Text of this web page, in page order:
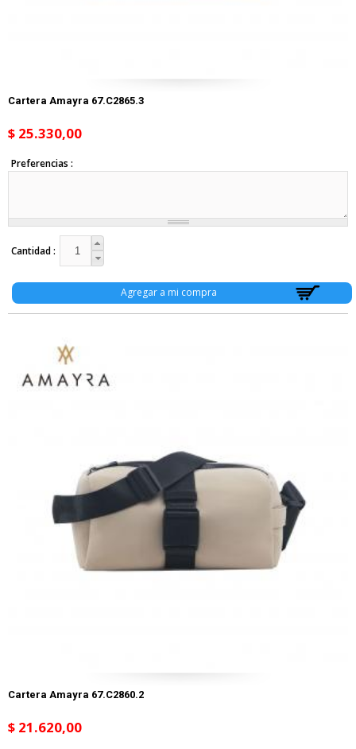
Cartera Amayra 67.C2865.3
$ 25.330,00
Preferencias
Cantidad
Cartera Amayra 67.C2860.2
$ 21.620,00